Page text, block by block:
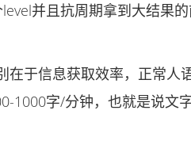
并且抗周期拿到大结果
于信息获取效率，正常人
1000字/分钟，也就是说文